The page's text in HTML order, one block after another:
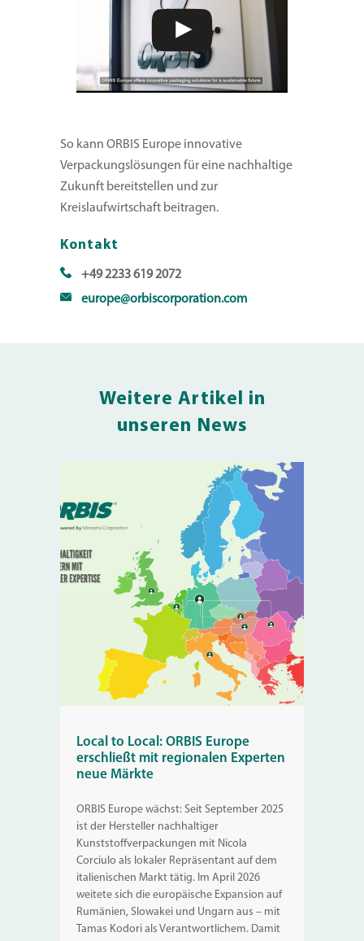
So kann ORBIS Europe innovative
Verpackungslösungen für eine nachhaltige
Zukunft bereitstellen und zur
Kreislaufwirtschaft beitragen.
Kontakt
+49 2233 619 2072
europe@orbiscorporation.com
Weitere Artikel in
unseren News
Local to Local: ORBIS Europe
erschließt mit regionalen Experten
neue Märkte
ORBIS Europe wächst: Seit September 2025
ist der Hersteller nachhaltiger
Kunststoffverpackungen mit Nicola
Corciulo als lokaler Repräsentant auf dem
italienischen Markt tätig. Im April 2026
weitete sich die europäische Expansion auf
Rumänien, Slowakei und Ungarn aus – mit
Tamas Kodori als Verantwortlichem. Damit